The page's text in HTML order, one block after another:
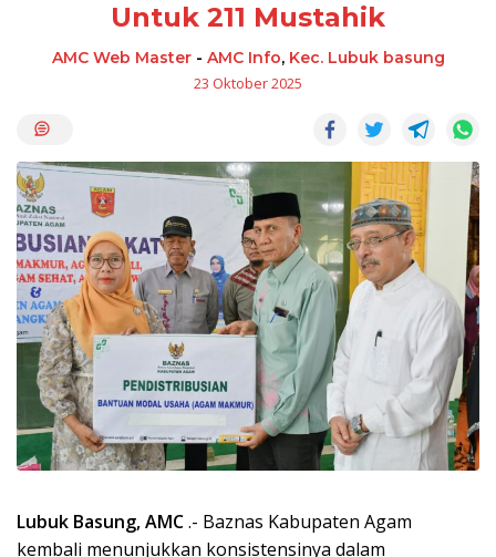
Untuk 211 Mustahik
AMC Web Master- AMC Info, Kec. Lubuk basung
23 Oktober 2025
Lubuk Basung, AMC.- Baznas Kabupaten Agam
kembali menunjukkan konsistensinya dalam